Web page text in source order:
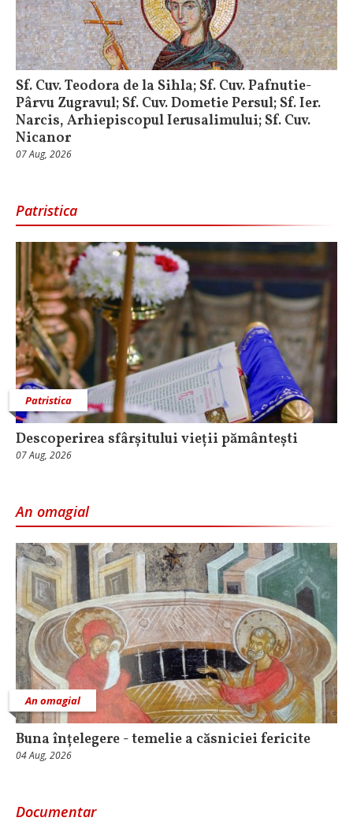
Sf. Cuv. Teodora de la Sihla; Sf. Cuv. Pafnutie-
Pârvu Zugravul; Sf. Cuv. Dometie Persul; Sf. Ier.
Narcis, Arhiepiscopul Ierusalimului; Sf. Cuv.
Nicanor
07 Aug, 2026
Patristica
Patristica
Descoperirea sfârșitului vieții pământești
07 Aug, 2026
An omagial
An omagial
Buna înțelegere - temelie a căsniciei fericite
04 Aug, 2026
Documentar